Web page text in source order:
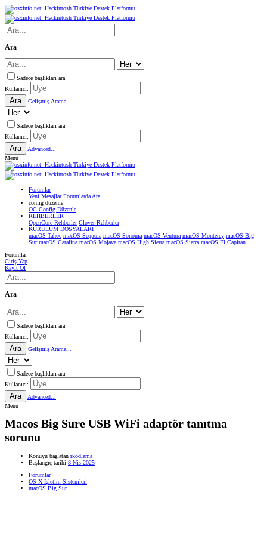
Ara
Sadece başlıkları ara
Kullanıcı:
Ara Gelişmiş Arama...
Sadece başlıkları ara
Kullanıcı:
Ara
Advanced...
Menü
Forumlar
Yeni Mesajlar Forumlarda Ara
confıg düzenle
OC Config Düzenle
REHBERLER
OpenCore Rehberler Clover Rehberler
KURULUM DOSYALARI
macOS Tahoe macOS Sequoia macOS Sonoma macOS Ventura macOS Monterey macOS Big
Sur macOS Catalina macOS Mojave macOS High Sierra macOS Sierra macOS El Capitan
Forumlar
Giriş Yap
Kayıt Ol
Ara
Sadece başlıkları ara
Kullanıcı:
Ara Gelişmiş Arama...
Sadece başlıkları ara
Kullanıcı:
Ara
Advanced...
Menü
Macos Big Sure USB WiFi adaptör tanıtma
sorunu
Konuyu başlatan rkodlama
Başlangıç tarihi 8 Nis 2025
Forumlar
OS X İşletim Sistemleri
macOS Big Sur